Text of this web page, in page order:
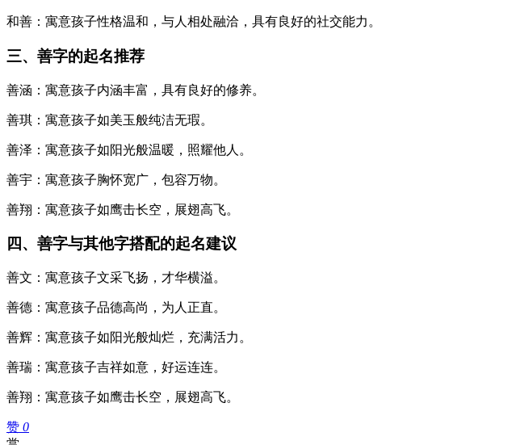
和善：寓意孩子性格温和，与人相处融洽，具有良好的社交能力。
三、善字的起名推荐
善涵：寓意孩子内涵丰富，具有良好的修养。
善琪：寓意孩子如美玉般纯洁无瑕。
善泽：寓意孩子如阳光般温暖，照耀他人。
善宇：寓意孩子胸怀宽广，包容万物。
善翔：寓意孩子如鹰击长空，展翅高飞。
四、善字与其他字搭配的起名建议
善文：寓意孩子文采飞扬，才华横溢。
善德：寓意孩子品德高尚，为人正直。
善辉：寓意孩子如阳光般灿烂，充满活力。
善瑞：寓意孩子吉祥如意，好运连连。
善翔：寓意孩子如鹰击长空，展翅高飞。
赞 0